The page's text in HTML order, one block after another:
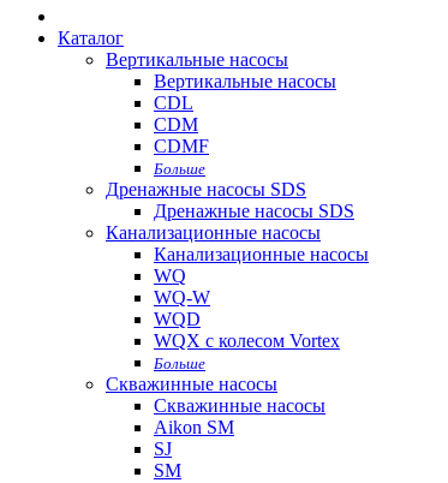
Каталог
Вертикальные насосы
Вертикальные насосы
CDL
CDM
CDMF
Больше
Дренажные насосы SDS
Дренажные насосы SDS
Канализационные насосы
Канализационные насосы
WQ
WQ-W
WQD
WQX с колесом Vortex
Больше
Скважинные насосы
Скважинные насосы
Aikon SM
SJ
SM